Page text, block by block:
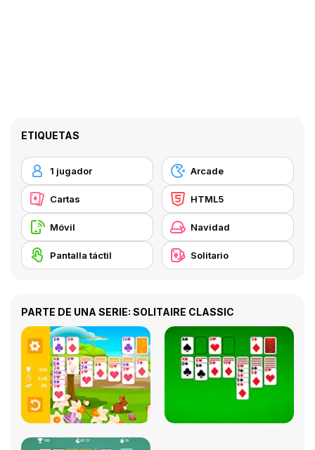
ETIQUETAS
1 jugador Arcade
Cartas HTML5
Móvil Navidad
Pantalla táctil Solitario
PARTE DE UNA SERIE: SOLITAIRE CLASSIC